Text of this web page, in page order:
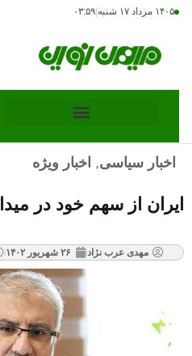
۱۴۰۵ مرداد ۱۷ شنبه ۰۳:۵۹
اخبار سیاسی, اخبار ویژه
ایران از سهم خود در
مهدی عرب نژاد ۲۶ شهریور ۱۴۰۲